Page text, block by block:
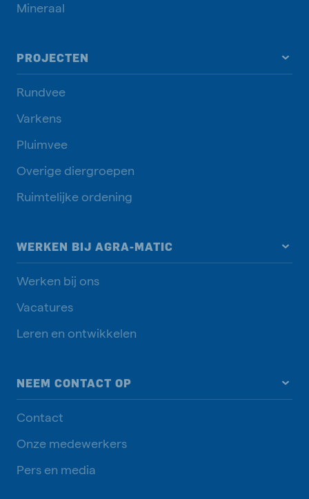
Mineraal
PROJECTEN
Rundvee
Varkens
Pluimvee
Overige diergroepen
Ruimtelijke ordening
WERKEN BIJ AGRA-MATIC
Werken bij ons
Vacatures
Leren en ontwikkelen
NEEM CONTACT OP
Contact
Onze medewerkers
Pers en media